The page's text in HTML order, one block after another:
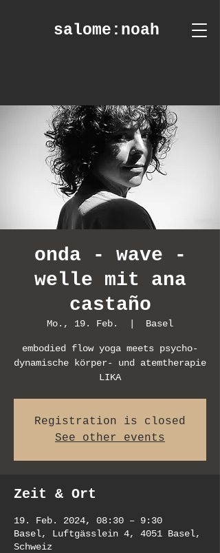
salome :noah
onda - wave -
welle mit ana
castaño
Mo., 19. Feb. Basel
embodied flow yoga meets psycho-
dynamische körper- und atemtherapie
LIKA
Registration is closed
See other events
Zeit & Ort
19. Feb. 2024, 08:30 – 9:30
Basel, Luftgässlein 4, 4051 Basel,
Schweiz